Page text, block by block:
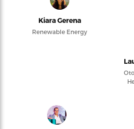
Kiara Gerena
Renewable Energy